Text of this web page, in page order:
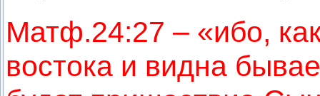
Матф.24:27 – «ибо,
востока и видна